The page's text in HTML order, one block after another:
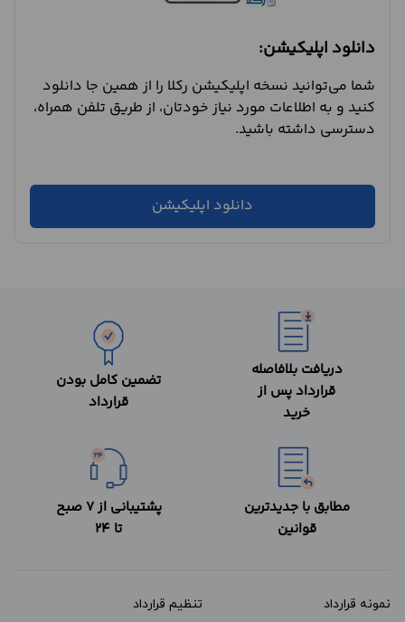
دانلود اپلیکیشن:
شما می‌توانید نسخه اپلیکیشن رکلا را از همین جا دانلود
کنید و به اطلاعات مورد نیاز خودتان، از طریق تلفن همراه،
دسترسی داشته باشید.
دانلود اپلیکیشن
دریافت بلافاصله
قرارداد پس از
خرید
تضمین کامل بودن
قرارداد
مطابق با جدیدترین
قوانین
پشتیبانی از 7 صبح
تا 24
نمونه قرارداد‌ تنظیم قرارداد